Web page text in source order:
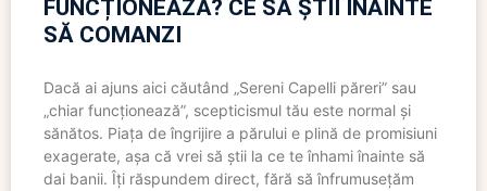
FUNCȚIONEAZĂ? CE SĂ ȘTII ÎNAINTE
SĂ COMANZI
Dacă ai ajuns aici căutând „Sereni Capelli păreri” sau
„chiar funcționează”, scepticismul tău este normal și
sănătos. Piața de îngrijire a părului e plină de promisiuni
exagerate, așa că vrei să știi la ce te înhami înainte să
dai banii. Îți răspundem direct, fără să înfrumusețăm